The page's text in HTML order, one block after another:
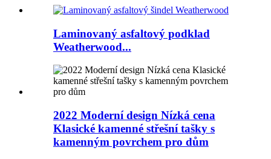
Laminovaný asfaltový podklad
Weatherwood...
2022 Moderní design Nízká cena
Klasické kamenné střešní tašky s
kamenným povrchem pro dům